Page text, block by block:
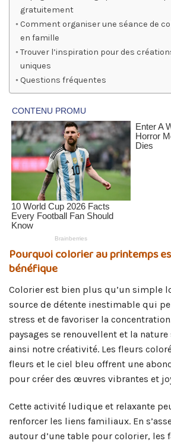
gratuitement
Comment organiser une séance de
en famille
Trouver l’inspiration pour des
uniques
Questions fréquentes
Pourquoi colorier au printemps
bénéfique
Colorier est bien plus qu’un simple
source de détente inestimable qui
stress et de favoriser la
paysages se renouvellent et la
ainsi notre créativité. Les fleurs
fleurs et le ciel bleu offrent une
pour créer des œuvres vibrantes et
Cette activité ludique et relaxante
renforcer les liens familiaux. En
autour d’une table pour colorier, les